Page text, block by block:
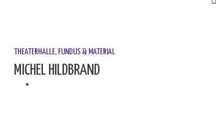
THEATERHALLE, FUNDUS & MATERIAL
MICHEL HILDBRAND